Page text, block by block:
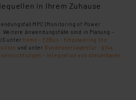
in Ihrem Zuhause
MPC (Monitoring of Power
Anwendungsfälle sind in Planung –
unter home - EEBus - Empowering the
und unter Bundesnetzagentur - §14a
- Integration von steuerbaren